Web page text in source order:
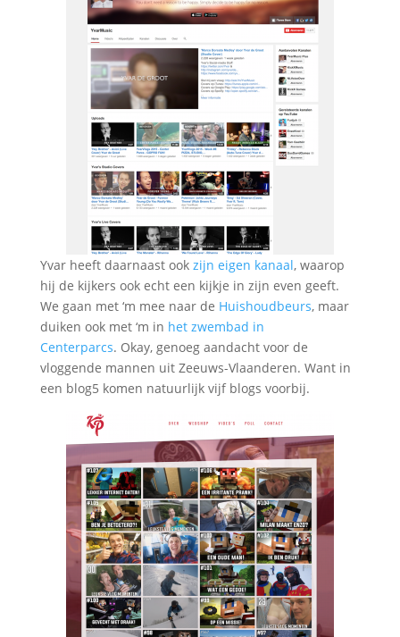
Yvar heeft daarnaast ookzijn eigen kanaal, waarop
hij de kijkers ook echt een kijkje in zijn even geeft.
We gaan met ‘m mee naar de Huishoudbeurs, maar
duiken ook met ‘m in het zwembad in
Centerparcs. Okay, genoeg aandacht voor de
vloggende mannen uit Zeeuws-Vlaanderen. Want in
een blog5 komen natuurlijk vijf blogs voorbij.